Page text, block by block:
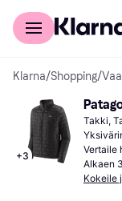
Kuluttajille
Klarna/Shopping/
+3
Takki,
Taskut,
Vertaile
Alkaen
Kokeile